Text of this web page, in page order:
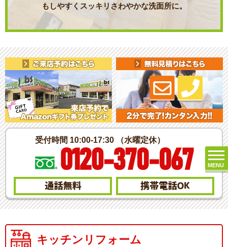
MENU
もしやすくスッキリさわやかな洗面所に。
受付時間 10:00-17:30 （水曜定休）
0120-370-067
通話無料 携帯電話OK
キッチンリフォーム